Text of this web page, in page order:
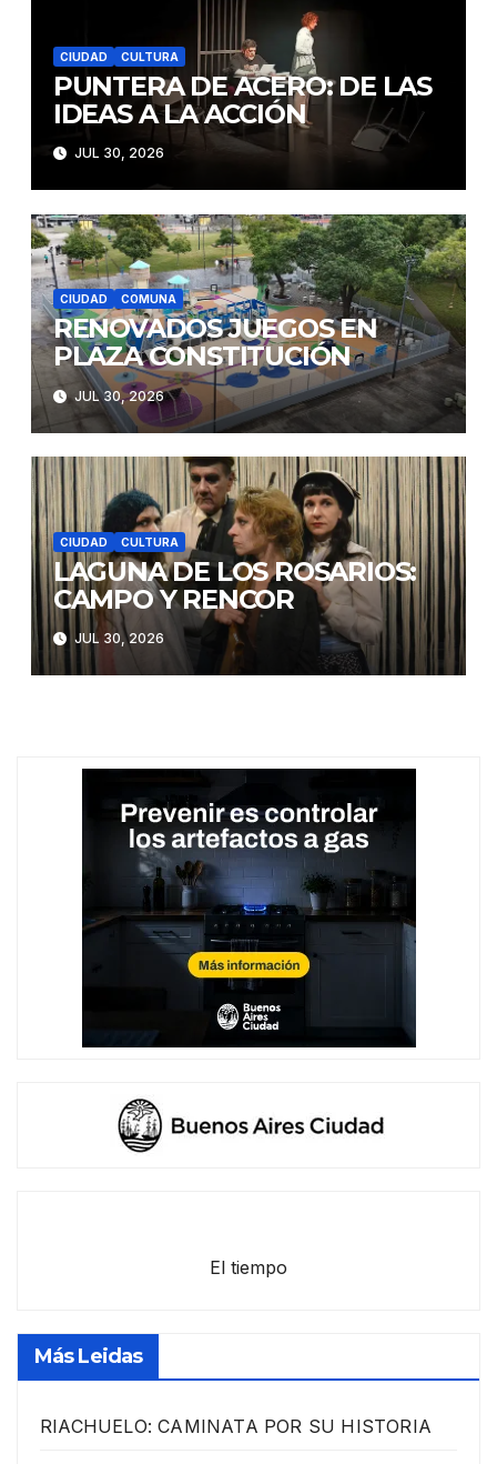
CIUDAD CULTURA
PUNTERA DE ACERO: DE LAS
IDEAS A LA ACCIÓN
JUL 30, 2026
CIUDAD COMUNA
RENOVADOS JUEGOS EN
PLAZA CONSTITUCIÓN
JUL 30, 2026
CIUDAD CULTURA
LAGUNA DE LOS ROSARIOS:
CAMPO Y RENCOR
JUL 30, 2026
El tiempo
Más Leidas
RIACHUELO: CAMINATA POR SU HISTORIA